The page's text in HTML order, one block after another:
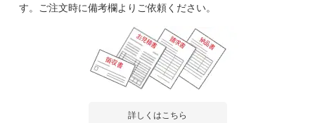
購入確認済み
イメージ通りのテーブル
写真どおりの商品でした。脚の部分が錆びたりしない様、こちら
す。ご注文時に備考欄よりご依頼ください。
詳しくはこちら